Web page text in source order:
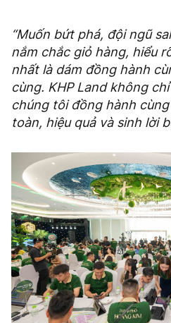
“Muốn bứt phá, đội ngũ
nắm chắc giỏ hàng, hiểu
nhất là dám đồng hành
cùng. KHP Land không
chúng tôi đồng hành
toàn, hiệu quả và sinh lời